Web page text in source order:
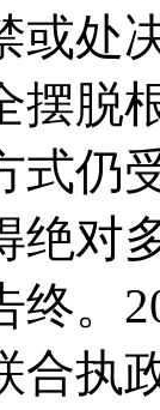
或处
摆脱
式仍
绝对
终。
合